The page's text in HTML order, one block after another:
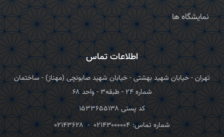
نمایشگاه ها
اطلاعات تماس
تهران - خیابان شهید بهشتی - خیابان شهید صابونچی (مهناز) - ساختمان
شماره ۲۴ - طبقه۳ - واحد ۶۸
کد پستی ۱۵۳۳۶۵۵۱۳۸
شماره تماس: ۰۲۱۴۳۰۰۰۰۰۴ - ۰۲۱۴۳۶۲۸